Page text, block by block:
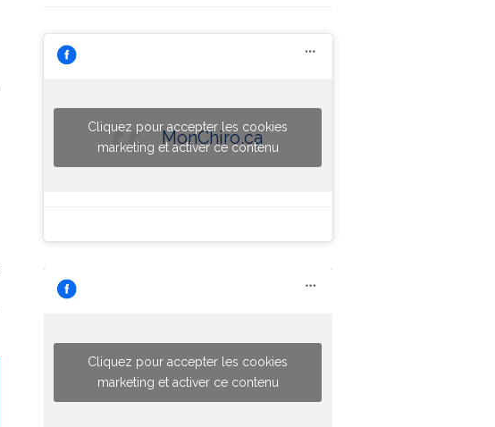
MonChiro.ca
Cliquez pour accepter les cookies
marketing et activer ce contenu
Cliquez pour accepter les cookies
marketing et activer ce contenu